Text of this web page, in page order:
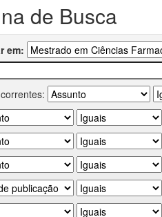
de Busca
em: